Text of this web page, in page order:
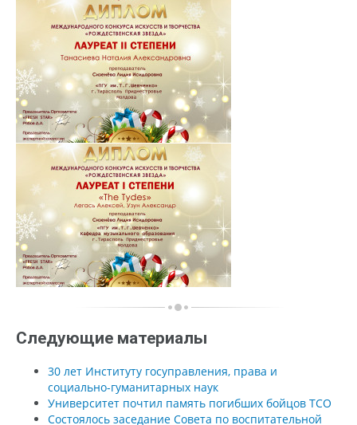
Следующие материалы
30 лет Институту госуправления, права и
социально-гуманитарных наук
Университет почтил память погибших бойцов ТСО
Состоялось заседание Совета по воспитательной